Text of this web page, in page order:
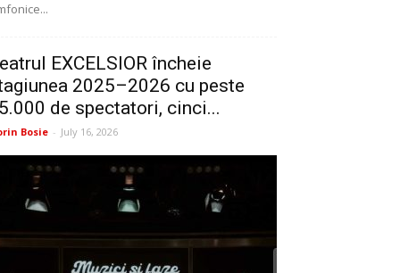
EXCELSIOR încheie
2025–2026 cu peste
de spectatori, cinci...
Bosie - July 16, 2026